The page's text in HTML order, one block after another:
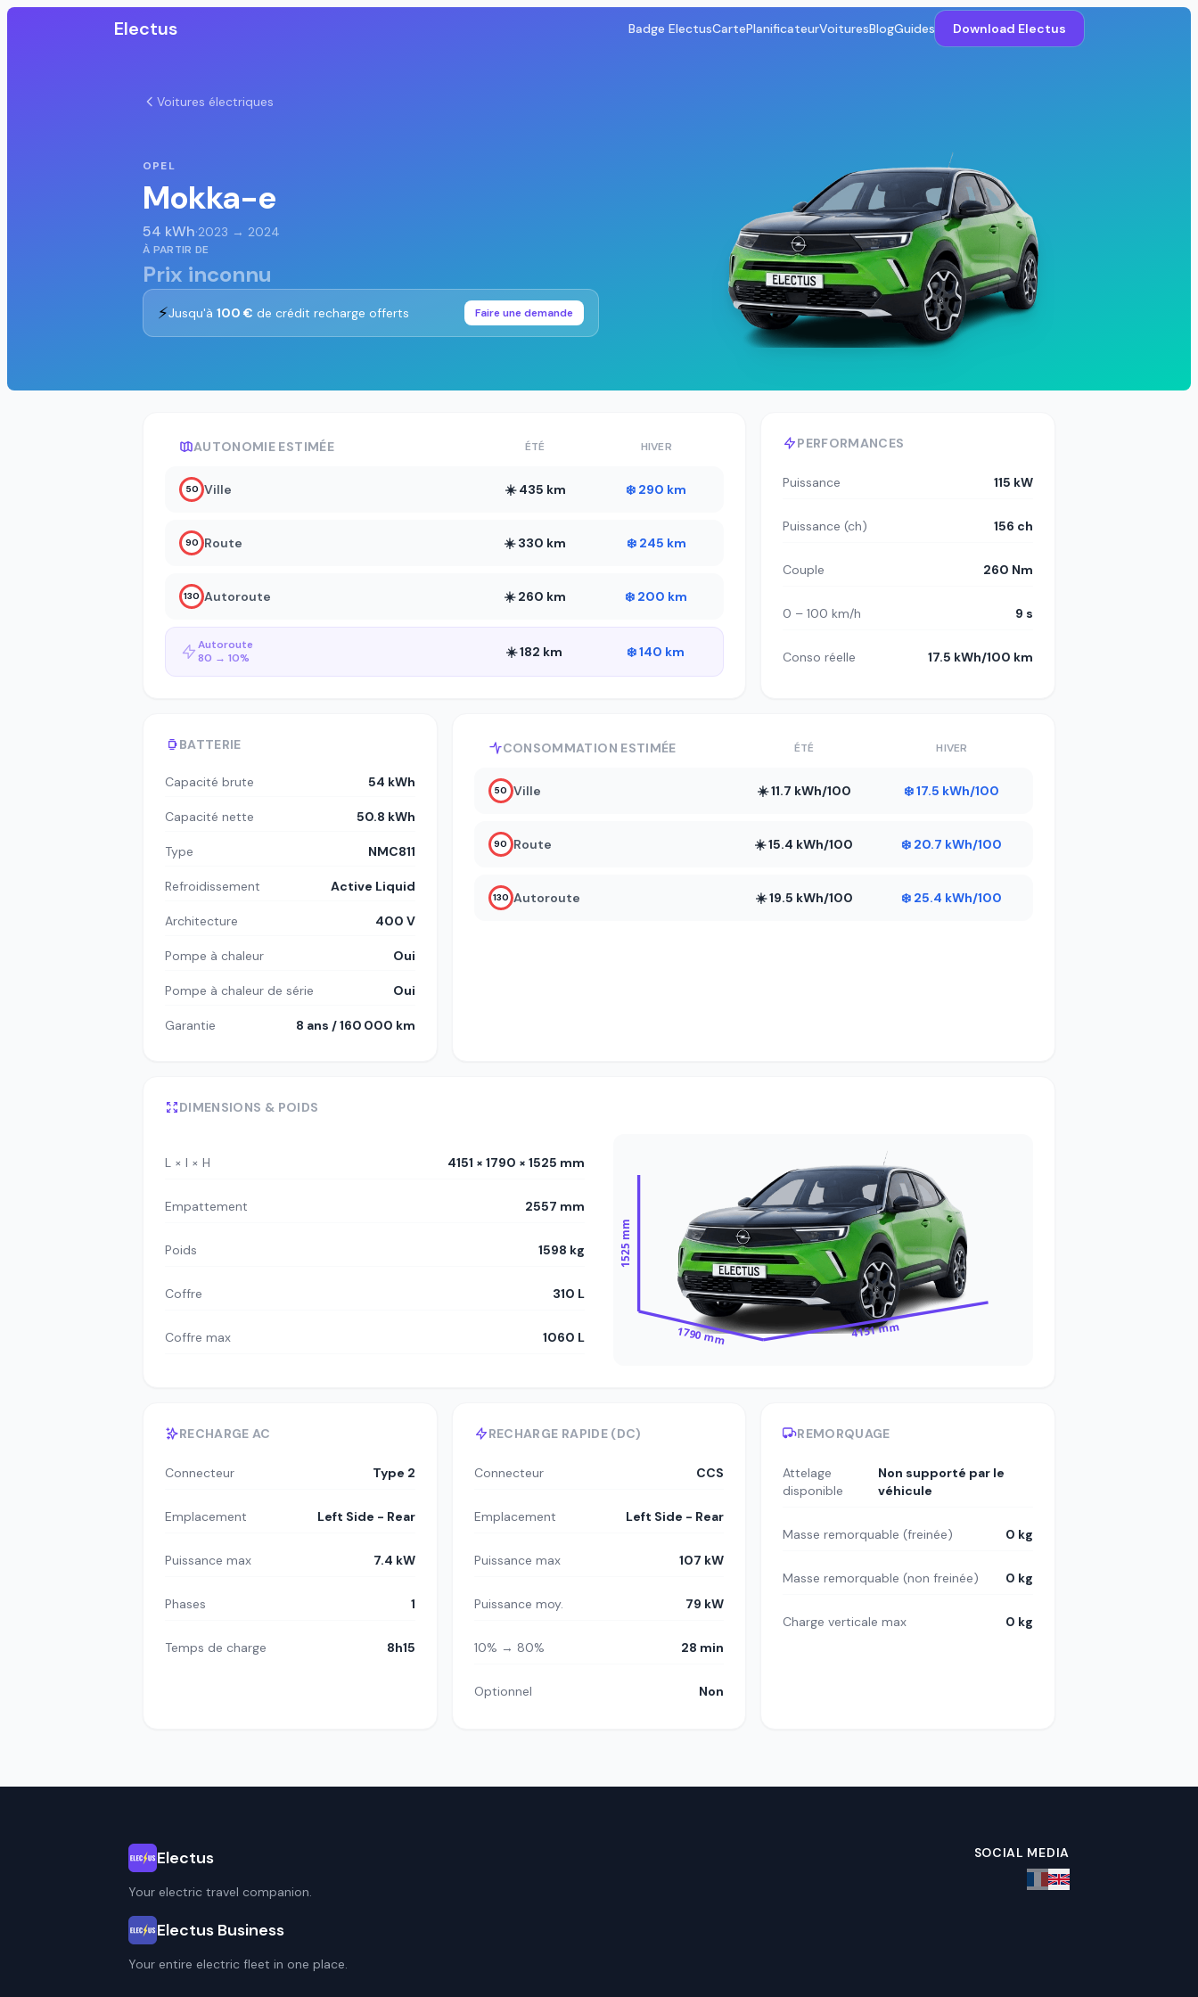
Electus Badge ElectusCartePlanificateurVoituresBlogGuides Download Electus
Voitures électriques
OPEL
Mokka-e
54 kWh·2023 → 2024
À PARTIR DE
Prix inconnu
⚡Jusqu'à 100 € de crédit recharge offerts Faire une demande
AUTONOMIE ESTIMÉE ÉTÉ HIVER
50 Ville ☀️ 435 km ❄️ 290 km
90 Route ☀️ 330 km ❄️ 245 km
130 Autoroute ☀️ 260 km ❄️ 200 km
Autoroute
80 → 10%
☀️ 182 km ❄️ 140 km
PERFORMANCES
Puissance 115 kW
Puissance (ch) 156 ch
Couple 260 Nm
0 – 100 km/h 9 s
Conso réelle 17.5 kWh/100 km
BATTERIE
Capacité brute 54 kWh
Capacité nette 50.8 kWh
Type NMC811
Refroidissement Active Liquid
Architecture 400 V
Pompe à chaleur Oui
Pompe à chaleur de série Oui
Garantie 8 ans / 160 000 km
CONSOMMATION ESTIMÉE ÉTÉ HIVER
50 Ville ☀️ 11.7 kWh/100 ❄️ 17.5 kWh/100
90 Route ☀️ 15.4 kWh/100 ❄️ 20.7 kWh/100
130 Autoroute ☀️ 19.5 kWh/100 ❄️ 25.4 kWh/100
DIMENSIONS & POIDS
L × l × H 4151 × 1790 × 1525 mm
Empattement 2557 mm
Poids 1598 kg
Coffre 310 L
Coffre max 1060 L
1525 mm
1790 mm 4151 mm
RECHARGE AC
Connecteur Type 2
Emplacement Left Side - Rear
Puissance max 7.4 kW
Phases 1
Temps de charge 8h15
RECHARGE RAPIDE (DC)
Connecteur CCS
Emplacement Left Side - Rear
Puissance max 107 kW
Puissance moy. 79 kW
10% → 80% 28 min
Optionnel Non
REMORQUAGE
Attelage
disponible
Non supporté par le
véhicule
Masse remorquable (freinée) 0 kg
Masse remorquable (non freinée) 0 kg
Charge verticale max 0 kg
Electus
Your electric travel companion.
Electus Business
Your entire electric fleet in one place.
SOCIAL MEDIA